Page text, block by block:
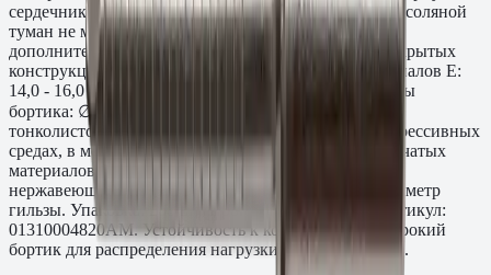
сердечника. Устойчивость к коррозии: выдерживает соляной
туман не менее 500 часов по ISO 9227. Не требует
дополнительного покрытия или обслуживания в открытых
конструкциях. Толщина скрепляемого пакета материалов E:
14,0 - 16,0 мм. Диаметр сверления: 4,9 мм. Параметры
бортика: ∅16,0 x 2,0 мм. Применяется при монтаже
тонколистовых фасадных и кровельных систем в агрессивных
средах, в морском судостроении, при креплении сетчатых
материалов. Монтаж вытяжным заклёпочником под
нержавеющие заклёпки, стандартное сверло под диаметр
гильзы. Упаковка: 200 шт. Производитель: Fasty. Артикул:
01310004820AM. Устойчивость к коррозии A2 + широкий
бортик для распределения нагрузки на тонком листе.